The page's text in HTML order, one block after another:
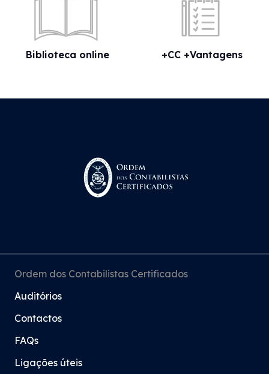
Biblioteca online +CC +Vantagens
Ordem dos Contabilistas Certificados
Auditórios
Contactos
FAQs
Ligações úteis